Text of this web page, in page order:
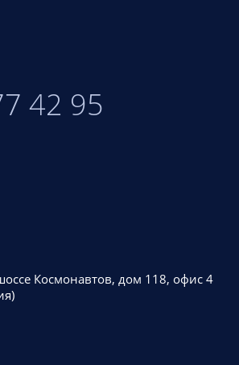
42 95
Космонавтов, дом 118, офис 4